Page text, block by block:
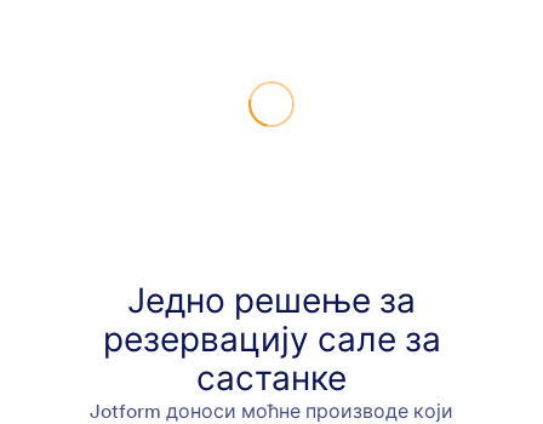
Једно решење за
резервацију сале за
састанке
Jotform доноси моћне производе који